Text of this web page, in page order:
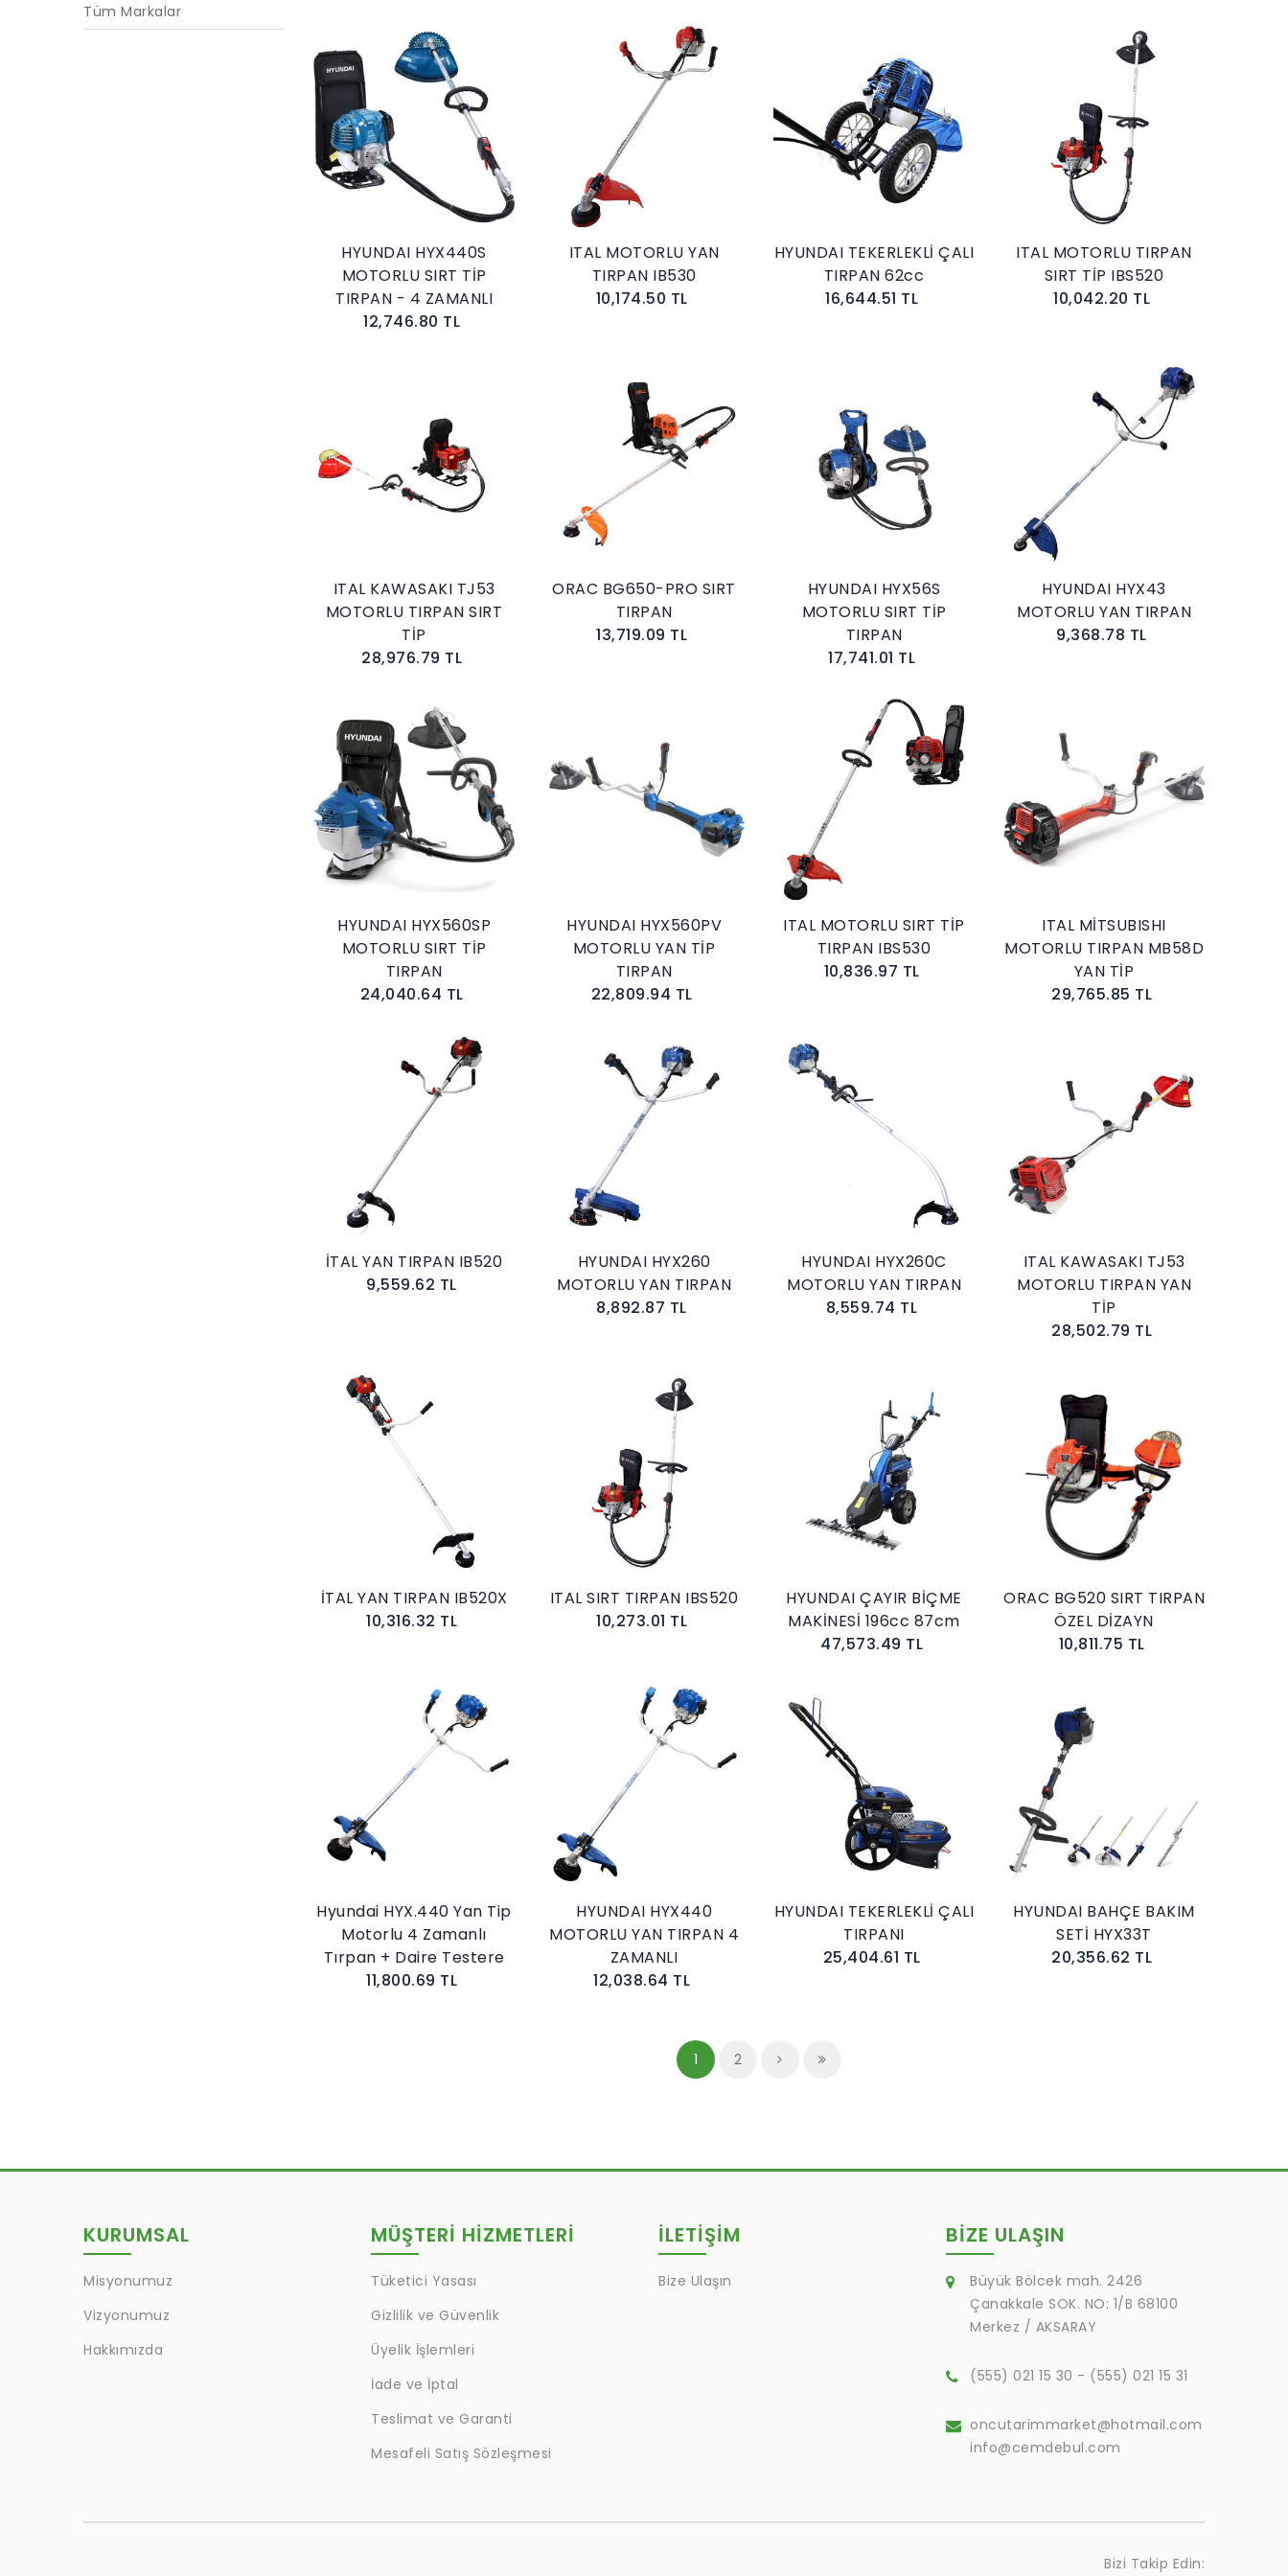
Tüm Markalar
HYUNDAI HYX440S
MOTORLU SIRT TİP
TIRPAN - 4 ZAMANLI
12,746.80 TL
ITAL MOTORLU YAN
TIRPAN IB530
10,174.50 TL
Sepete Ekle
HYUNDAI TEKERLEKLİ ÇALI
TIRPAN 62cc
16,644.51 TL
Sepete Ekle
ITAL MOTORLU TIRPAN
SIRT TİP IBS520
10,042.20 TL
Sepete Ekle
ITAL KAWASAKI TJ53
MOTORLU TIRPAN SIRT
TİP
28,976.79 TL
Sepete Ekle
ORAC BG650-PRO SIRT
TIRPAN
13,719.09 TL
Sepete Ekle
HYUNDAI HYX56S
MOTORLU SIRT TİP
TIRPAN
17,741.01 TL
HYUNDAI HYX43
MOTORLU YAN TIRPAN
9,368.78 TL
Sepete Ekle
HYUNDAI HYX560SP
MOTORLU SIRT TİP
TIRPAN
24,040.64 TL
HYUNDAI HYX560PV
MOTORLU YAN TİP
TIRPAN
22,809.94 TL
ITAL MOTORLU SIRT TİP
TIRPAN IBS530
10,836.97 TL
Sepete Ekle
ITAL MİTSUBISHI
MOTORLU TIRPAN MB58D
YAN TİP
29,765.85 TL
Sepete Ekle
İTAL YAN TIRPAN IB520
9,559.62 TL
HYUNDAI HYX260
MOTORLU YAN TIRPAN
8,892.87 TL
HYUNDAI HYX260C
MOTORLU YAN TIRPAN
8,559.74 TL
ITAL KAWASAKI TJ53
MOTORLU TIRPAN YAN
TİP
28,502.79 TL
Sepete Ekle
İTAL YAN TIRPAN IB520X
10,316.32 TL
Sepete Ekle
ITAL SIRT TIRPAN IBS520
10,273.01 TL
Sepete Ekle
HYUNDAI ÇAYIR BİÇME
MAKİNESİ 196cc 87cm
47,573.49 TL
Sepete Ekle
ORAC BG520 SIRT TIRPAN
ÖZEL DİZAYN
10,811.75 TL
Hyundai HYX.440 Yan Tip
Motorlu 4 Zamanlı
Tırpan + Daire Testere
11,800.69 TL
HYUNDAI HYX440
MOTORLU YAN TIRPAN 4
ZAMANLI
12,038.64 TL
Sepete Ekle
HYUNDAI TEKERLEKLİ ÇALI
TIRPANI
25,404.61 TL
HYUNDAI BAHÇE BAKIM
SETİ HYX33T
20,356.62 TL
1 2
KURUMSAL
Misyonumuz
Vizyonumuz
Hakkımızda
MÜŞTERİ HİZMETLERİ
Tüketici Yasası
Gizlilik ve Güvenlik
Üyelik İşlemleri
İade ve İptal
Teslimat ve Garanti
Mesafeli Satış Sözleşmesi
İLETİŞİM
Bize Ulaşın
BIZE ULAŞIN
Büyük Bölcek mah. 2426
Çanakkale SOK. NO: 1/B 68100
Merkez / AKSARAY
(555) 021 15 30 - (555) 021 15 31
oncutarimmarket@hotmail.com
info@cemdebul.com
Bizi Takip Edin: